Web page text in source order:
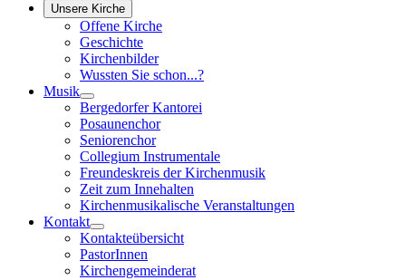
Unsere Kirche
Offene Kirche
Geschichte
Kirchenbilder
Wussten Sie schon...?
Musik
Bergedorfer Kantorei
Posaunenchor
Seniorenchor
Collegium Instrumentale
Freundeskreis der Kirchenmusik
Zeit zum Innehalten
Kirchenmusikalische Veranstaltungen
Kontakt
Kontakteübersicht
PastorInnen
Kirchengemeinderat